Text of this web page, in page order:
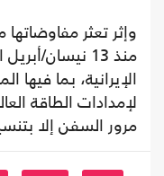
وإثر تعثر
منذ 13 نيسان/
الإيرانية، بما
لإمدادات الطاقة
مرور السفن إلا